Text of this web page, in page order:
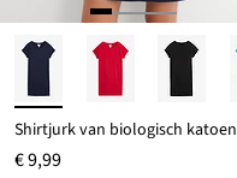
Shirtjurk van biologisch katoen
€ 9,99